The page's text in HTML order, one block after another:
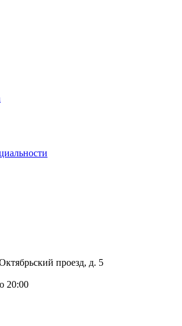
проезд, д. 5
20:00